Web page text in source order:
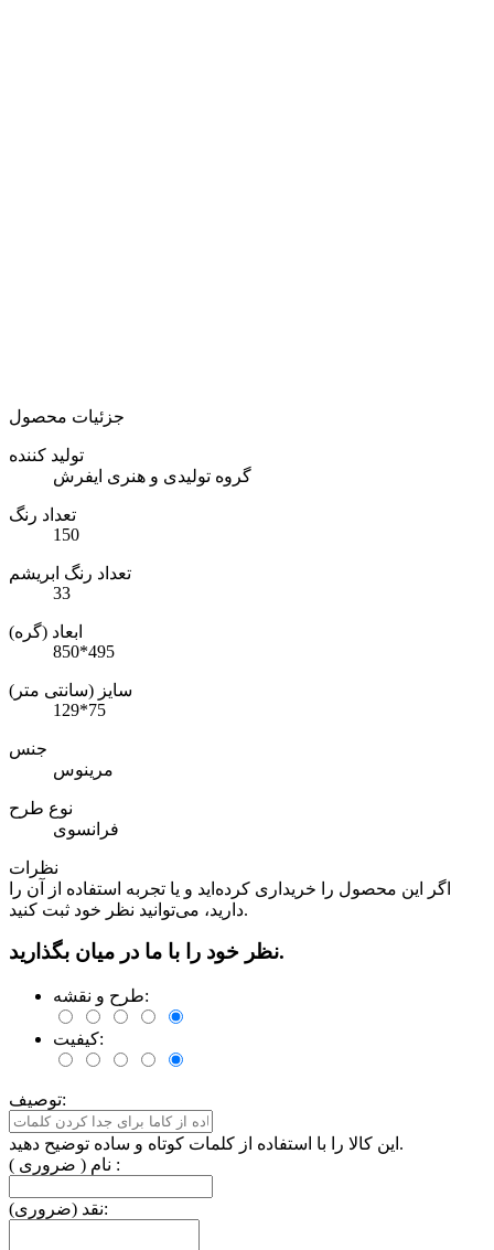
جزئیات محصول
تولید کننده
گروه تولیدی و هنری ایفرش
تعداد رنگ
150
تعداد رنگ ابریشم
33
ابعاد (گره)
850*495
سایز (سانتی متر)
129*75
جنس
مرینوس
نوع طرح
فرانسوی
نظرات
اگر این محصول را خریداری کرده‌اید و یا تجربه استفاده از آن را
دارید، می‌توانید نظر خود ثبت کنید.
نظر خود را با ما در میان بگذارید.
طرح و نقشه:
کیفیت:
توصیف:
این کالا را با استفاده از کلمات کوتاه و ساده توضیح دهید.
نام ( ضروری ) :
نقد (ضروری):